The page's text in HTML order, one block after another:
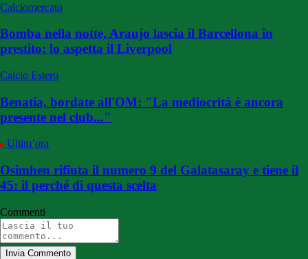
Calciomercato
Bomba nella notte, Araujo lascia il Barcellona in
prestito: lo aspetta il Liverpool
Calcio Estero
Benatia, bordate all'OM: "La mediocrità è ancora
presente nel club..."
Ultim’ora
Osimhen rifiuta il numero 9 del Galatasaray e tiene il
45: il perché di questa scelta
Commenti
Invia Commento